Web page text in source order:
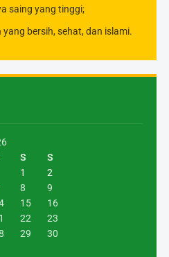
saing yang tinggi;
bersih, sehat, dan islami.
S
S
1
2
8
9
15
16
22
23
29
30